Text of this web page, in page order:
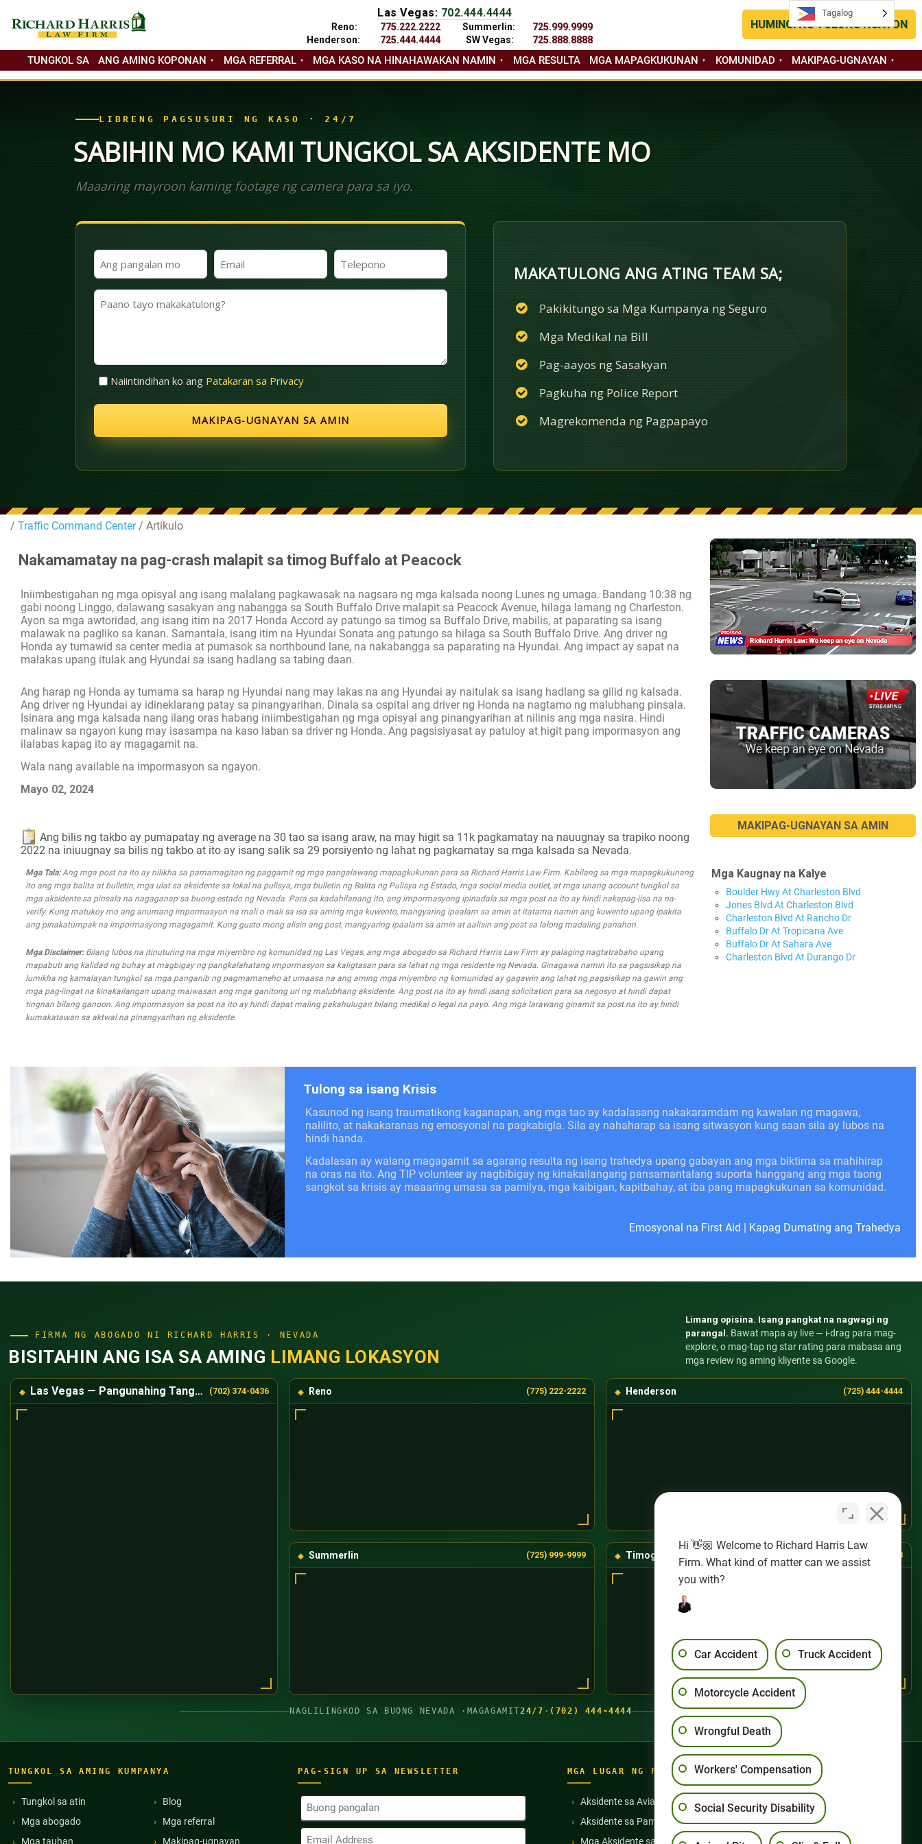
Las Vegas: 702.444.4444
Reno:
775.222.2222
Henderson:
725.444.4444
Summerlin:
725.999.9999
SW Vegas:
725.888.8888
HUMINGI NG TULONG NGAYON
TUNGKOL SA ANG AMING KOPONAN MGA REFERRAL MGA KASO NA HINAHAWAKAN NAMIN MGA RESULTA MGA MAPAGKUKUNAN KOMUNIDAD MAKIPAG-UGNAYAN
LIBRENG PAGSUSURI NG KASO · 24/7
SABIHIN MO KAMI TUNGKOL SA AKSIDENTE MO
Maaaring mayroon kaming footage ng camera para sa iyo.
Ang
Iyong
Pangalan
(Kinakailangan)
Email
(Kinakailangan)
Telepono
(Kinakailangan)
Paano
Walang
Naiintindihan ko ang Patakaran sa Privacy
MAKATULONG ANG ATING TEAM SA;
Pakikitungo sa Mga Kumpanya ng Seguro
Mga Medikal na Bill
Pag-aayos ng Sasakyan
Pagkuha ng Police Report
Magrekomenda ng Pagpapayo
/ Traffic Command Center/ Artikulo
Nakamamatay na pag-crash malapit sa timog Buffalo at Peacock
Iniimbestigahan ng mga opisyal ang isang malalang pagkawasak na nagsara ng mga kalsada noong Lunes ng umaga. Bandang 10:38 ng
gabi noong Linggo, dalawang sasakyan ang nabangga sa South Buffalo Drive malapit sa Peacock Avenue, hilaga lamang ng Charleston.
Ayon sa mga awtoridad, ang isang itim na 2017 Honda Accord ay patungo sa timog sa Buffalo Drive, mabilis, at paparating sa isang
malawak na pagliko sa kanan. Samantala, isang itim na Hyundai Sonata ang patungo sa hilaga sa South Buffalo Drive. Ang driver ng
Honda ay tumawid sa center media at pumasok sa northbound lane, na nakabangga sa paparating na Hyundai. Ang impact ay sapat na
malakas upang itulak ang Hyundai sa isang hadlang sa tabing daan.
Ang harap ng Honda ay tumama sa harap ng Hyundai nang may lakas na ang Hyundai ay naitulak sa isang hadlang sa gilid ng kalsada.
Ang driver ng Hyundai ay idineklarang patay sa pinangyarihan. Dinala sa ospital ang driver ng Honda na nagtamo ng malubhang pinsala.
Isinara ang mga kalsada nang ilang oras habang iniimbestigahan ng mga opisyal ang pinangyarihan at nilinis ang mga nasira. Hindi
malinaw sa ngayon kung may isasampa na kaso laban sa driver ng Honda. Ang pagsisiyasat ay patuloy at higit pang impormasyon ang
ilalabas kapag ito ay magagamit na.
Wala nang available na impormasyon sa ngayon.
Mayo 02, 2024
Ang bilis ng takbo ay pumapatay ng average na 30 tao sa isang araw, na may higit sa 11k pagkamatay na nauugnay sa trapiko noong
2022 na iniuugnay sa bilis ng takbo at ito ay isang salik sa 29 porsiyento ng lahat ng pagkamatay sa mga kalsada sa Nevada.
Mga Tala:Ang mga post na ito ay nilikha sa pamamagitan ng paggamit ng mga pangalawang mapagkukunan para sa Richard Harris Law Firm. Kabilang sa mga mapagkukunang
ito ang mga balita at bulletin, mga ulat sa aksidente sa lokal na pulisya, mga bulletin ng Balita ng Pulisya ng Estado, mga social media outlet, at mga unang account tungkol sa
mga aksidente sa pinsala na nagaganap sa buong estado ng Nevada. Para sa kadahilanang ito, ang impormasyong ipinadala sa mga post na ito ay hindi nakapag-iisa na na-
verify. Kung matukoy mo ang anumang impormasyon na mali o mali sa isa sa aming mga kuwento, mangyaring ipaalam sa amin at itatama namin ang kuwento upang ipakita
ang pinakatumpak na impormasyong magagamit. Kung gusto mong alisin ang post, mangyaring ipaalam sa amin at aalisin ang post sa lalong madaling panahon.
Mga Disclaimer:Bilang lubos na itinuturing na mga miyembro ng komunidad ng Las Vegas, ang mga abogado sa Richard Harris Law Firm ay palaging nagtatrabaho upang
mapabuti ang kalidad ng buhay at magbigay ng pangkalahatang impormasyon sa kaligtasan para sa lahat ng mga residente ng Nevada. Ginagawa namin ito sa pagsisikap na
lumikha ng kamalayan tungkol sa mga panganib ng pagmamaneho at umaasa na ang aming mga miyembro ng komunidad ay gagawin ang lahat ng pagsisikap na gawin ang
mga pag-iingat na kinakailangan upang maiwasan ang mga ganitong uri ng malubhang aksidente. Ang post na ito ay hindi isang solicitation para sa negosyo at hindi dapat
tingnan bilang ganoon. Ang impormasyon sa post na ito ay hindi dapat maling pakahulugan bilang medikal o legal na payo. Ang mga larawang ginamit sa post na ito ay hindi
kumakatawan sa aktwal na pinangyarihan ng aksidente.
MAKIPAG-UGNAYAN SA AMIN
Mga Kaugnay na Kalye
Boulder Hwy At Charleston Blvd
Jones Blvd At Charleston Blvd
Charleston Blvd At Rancho Dr
Buffalo Dr At Tropicana Ave
Buffalo Dr At Sahara Ave
Charleston Blvd At Durango Dr
Tulong sa isang Krisis
Kasunod ng isang traumatikong kaganapan, ang mga tao ay kadalasang nakakaramdam ng kawalan ng magawa,
nalilito, at nakakaranas ng emosyonal na pagkabigla. Sila ay nahaharap sa isang sitwasyon kung saan sila ay lubos na
hindi handa.
Kadalasan ay walang magagamit sa agarang resulta ng isang trahedya upang gabayan ang mga biktima sa mahihirap
na oras na ito. Ang TIP volunteer ay nagbibigay ng kinakailangang pansamantalang suporta hanggang ang mga taong
sangkot sa krisis ay maaaring umasa sa pamilya, mga kaibigan, kapitbahay, at iba pang mapagkukunan sa komunidad.
Emosyonal na First Aid Kapag Dumating ang Trahedya
FIRMA NG ABOGADO NI RICHARD HARRIS · NEVADA
BISITAHIN ANG ISA SA AMING LIMANG LOKASYON
Limang opisina. Isang pangkat na nagwagi ng
parangal. Bawat mapa ay live — i-drag para mag-
explore, o mag-tap ng star rating para mabasa ang
mga review ng aming kliyente sa Google.
Las Vegas — Pangunahing Tanggapan (702) 374-0436 Reno (775) 222-2222 Henderson (725) 444-4444
Summerlin (725) 999-9999 Timog-Kanlurang Las Vegas (725) 888-8888
NAGLILINGKOD SA BUONG NEVADA · MAGAGAMIT24/7 · (702) 444-4444
TUNGKOL SA AMING KUMPANYA
Tungkol sa atin
Mga abogado
Mga tauhan
Blog
Mga referral
Makipag-ugnayan
PAG-SIGN UP SA NEWSLETTER
Buong
Pangalan
(Kinakailangan)
Email
MGA LUGAR NG PAGSASANAY
Aksidente sa Aviation
Aksidente sa Pamamangka
Mga Aksidente sa Bus
Aksidente sa Motorsiklo
Pang-aabuso sa Nursing Home
Mga Aksidente sa Semi Truck
Tagalog
Tagalog
Hi 👋🏼 Welcome to Richard Harris Law
Firm. What kind of matter can we assist
you with?
Car Accident Truck Accident
Motorcycle Accident
Wrongful Death
Workers' Compensation
Social Security Disability